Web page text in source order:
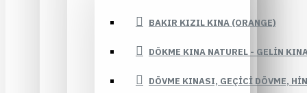
BAKIR KIZIL KINA (ORANGE)
DÖKME KINA NATUREL - GELIN
DÖVME KINASI, GEÇICI DÖVME,